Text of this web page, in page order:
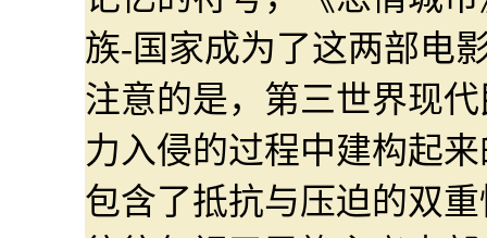
族-国家成为了这两部电
注意的是，第三世界现
力入侵的过程中建构起
包含了抵抗与压迫的双